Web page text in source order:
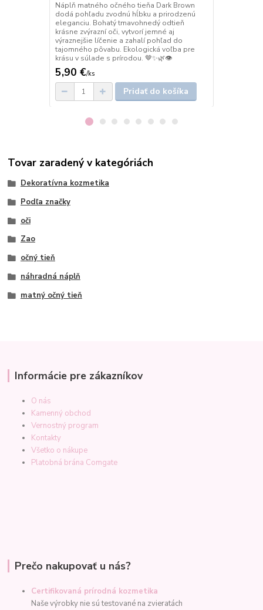
Náplň matného očného tieňa Dark Brown
dodá pohľadu zvodnú hĺbku a prirodzenú
eleganciu. Bohatý tmavohnedý odtieň
krásne zvýrazní oči, vytvorí jemné aj
výraznejšie líčenie a zahalí pohľad do
tajomného pôvabu. Ekologická voľba pre
krásu v súlade s prírodou. 🤎✨🌿👁️
5,90 €/ks
Pridať do košíka
Tovar zaradený v kategóriách
Dekoratívna kozmetika
Podľa značky
oči
Zao
očný tieň
náhradná náplň
matný očný tieň
Informácie pre zákazníkov
O nás
Kamenný obchod
Vernostný program
Kontakty
Všetko o nákupe
Platobná brána Comgate
Prečo nakupovať u nás?
Certifikovaná prírodná kozmetika
Naše výrobky nie sú testované na zvieratách